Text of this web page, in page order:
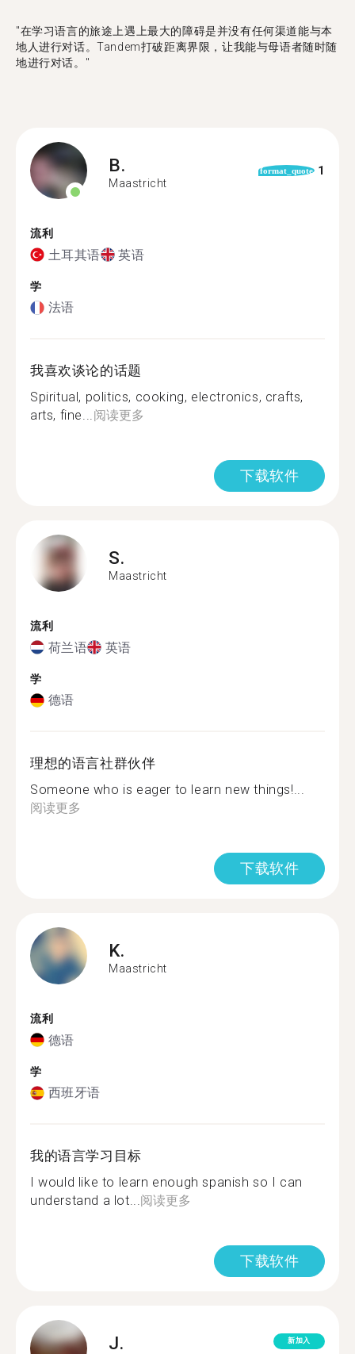
"在学习语言的旅途上遇上最大的障碍是并没有任何渠道能与本
地人进行对话。Tandem打破距离界限，让我能与母语者随时随
地进行对话。"
B.
Maastricht
format_quote 1
流利
土耳其语 英语
学
法语
我喜欢谈论的话题
Spiritual, politics, cooking, electronics, crafts,
arts, fine...阅读更多
下载软件
S.
Maastricht
流利
荷兰语 英语
学
德语
理想的语言社群伙伴
Someone who is eager to learn new things!...
阅读更多
下载软件
K.
Maastricht
流利
德语
学
西班牙语
我的语言学习目标
I would like to learn enough spanish so I can
understand a lot...阅读更多
下载软件
J. 新加入